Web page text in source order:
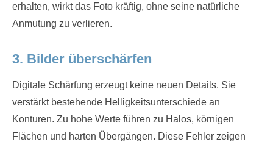
erhalten, wirkt das Foto kräftig, ohne seine natürliche
Anmutung zu verlieren.
3. Bilder überschärfen
Digitale Schärfung erzeugt keine neuen Details. Sie
verstärkt bestehende Helligkeitsunterschiede an
Konturen. Zu hohe Werte führen zu Halos, körnigen
Flächen und harten Übergängen. Diese Fehler zeigen